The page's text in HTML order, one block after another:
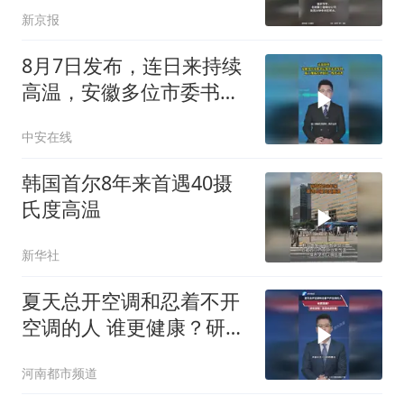
新京报
8月7日发布，连日来持续
高温，安徽多位市委书记
看望慰问一线劳动者。#
战高温 （编辑：晨晨）投
稿邮箱：3882124142
中安在线
韩国首尔8年来首遇40摄
氏度高温
新华社
夏天总开空调和忍着不开
空调的人 谁更健康？研究
河南都市频道